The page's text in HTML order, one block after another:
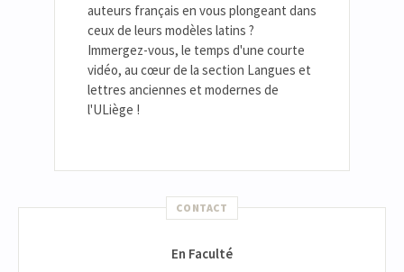
auteurs français en vous plongeant dans
ceux de leurs modèles latins ?
Immergez-vous, le temps d'une courte
vidéo, au cœur de la section Langues et
lettres anciennes et modernes de
l'ULiège !
CONTACT
En Faculté